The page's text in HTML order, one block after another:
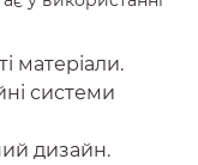
матеріали.
системи
дизайн.